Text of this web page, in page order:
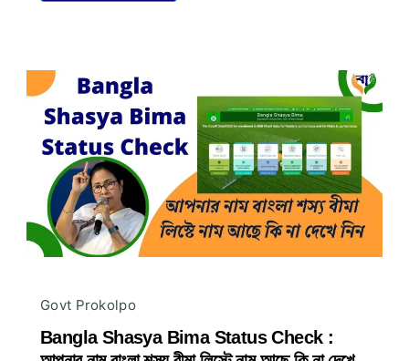
Govt Prokolpo
Bangla Shasya Bima Status Check :